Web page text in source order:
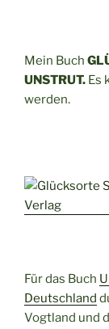
Mein Buch
UNSTRUT. Es
werden.
Für das Buch
Deutschland
Vogtland und